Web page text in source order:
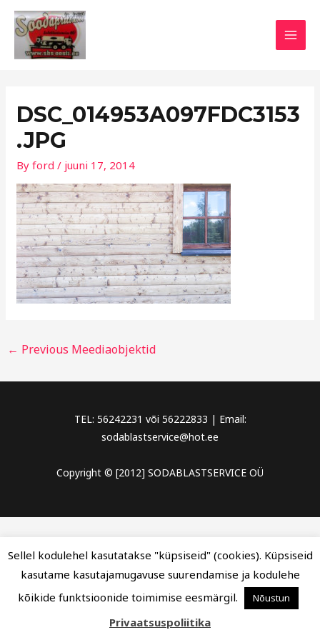
Skip
content
DSC_014953A097FDC3153
.JPG
Byford/ juuni 17, 2014
Post
navigation
← Previous Meediaobjektid
TEL: 56242231 või 56222833 | Email:
sodablastservice@hot.ee
Copyright © [2012] SODABLASTSERVICE OÜ
Sellel kodulehel kasutatakse "küpsiseid" (cookies). Küpsiseid
kasutame kasutajamugavuse suurendamise ja kodulehe
kõikide funktsioonide toimimise eesmärgil.
Nõustun
Privaatsuspoliitika